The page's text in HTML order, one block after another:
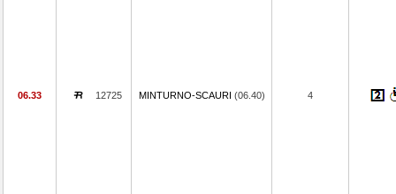
06.33 12725 MINTURNO-SCAURI (06.40) 4